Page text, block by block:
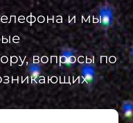
и мы
вопросы по